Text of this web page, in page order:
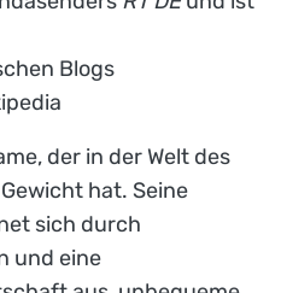
Blogs
der in der Welt des
hat. Seine
sich durch
und eine